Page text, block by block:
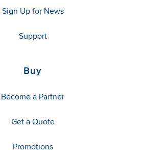
Sign Up for News
Support
Buy
Become a Partner
Get a Quote
Promotions